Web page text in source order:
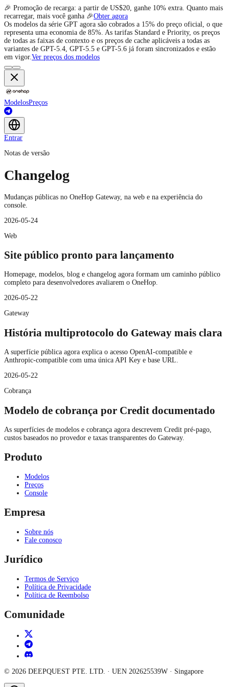
🎉 Promoção de recarga: a partir de US$20, ganhe 10% extra. Quanto mais
recarregar, mais você ganha 🎉Obter agora
Os modelos da série GPT agora são cobrados a 15% do preço oficial, o que
representa uma economia de 85%. As tarifas Standard e Priority, os preços
de todas as faixas de contexto e os preços de cache aplicáveis a todas as
variantes de GPT-5.4, GPT-5.5 e GPT-5.6 já foram sincronizados e estão
em vigor.Ver preços dos modelos
ModelosPreços
Entrar
Notas de versão
Changelog
Mudanças públicas no OneHop Gateway, na web e na experiência do
console.
2026-05-24
Web
Site público pronto para lançamento
Homepage, modelos, blog e changelog agora formam um caminho público
completo para desenvolvedores avaliarem o OneHop.
2026-05-22
Gateway
História multiprotocolo do Gateway mais clara
A superfície pública agora explica o acesso OpenAI-compatible e
Anthropic-compatible com uma única API Key e base URL.
2026-05-22
Cobrança
Modelo de cobrança por Credit documentado
As superfícies de modelos e cobrança agora descrevem Credit pré-pago,
custos baseados no provedor e taxas transparentes do Gateway.
Produto
Modelos
Preços
Console
Empresa
Sobre nós
Fale conosco
Jurídico
Termos de Serviço
Política de Privacidade
Política de Reembolso
Comunidade
© 2026 DEEPQUEST PTE. LTD. · UEN 202625539W · Singapore